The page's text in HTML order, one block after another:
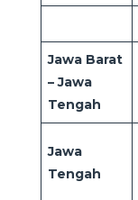
Jawa Barat
– Jawa
Tengah
Jawa
Tengah